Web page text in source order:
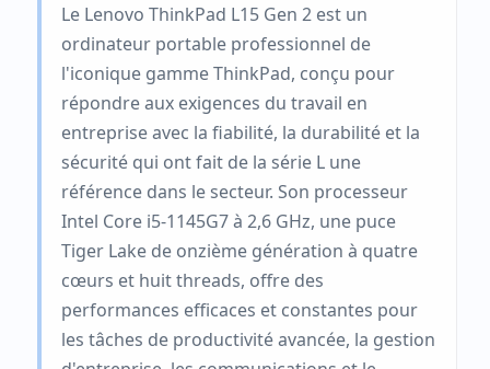
Le Lenovo ThinkPad L15 Gen 2 est un
ordinateur portable professionnel de
l'iconique gamme ThinkPad, conçu pour
répondre aux exigences du travail en
entreprise avec la fiabilité, la durabilité et la
sécurité qui ont fait de la série L une
référence dans le secteur. Son processeur
Intel Core i5-1145G7 à 2,6 GHz, une puce
Tiger Lake de onzième génération à quatre
cœurs et huit threads, offre des
performances efficaces et constantes pour
les tâches de productivité avancée, la gestion